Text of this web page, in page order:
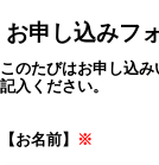
お申し込みフ
このたびはお申し込み
記入ください。
【お名前】 ※